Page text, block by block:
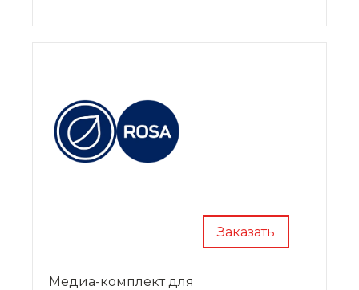
Заказать
Медиа-комплект для